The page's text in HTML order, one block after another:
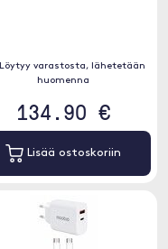
Löytyy varastosta, lähetetään
huomenna
134.90 €
Lisää ostoskoriin